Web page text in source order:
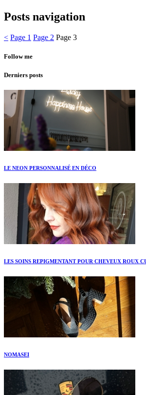
Posts navigation
< Page 1 Page 2 Page 3
Follow me
Derniers posts
LE NEON PERSONNALISÉ EN DÉCO
LES SOINS REPIGMENTANT POUR CHEVEUX ROUX
NOMASEI